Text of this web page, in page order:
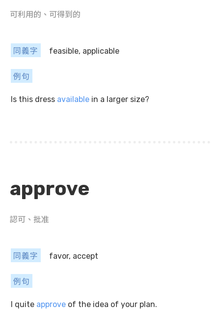
可利用的、可得到的
同義字 feasible, applicable
例句
Is this dress available in a larger size?
approve
認可、批准
同義字 favor, accept
例句
I quite approve of the idea of your plan.